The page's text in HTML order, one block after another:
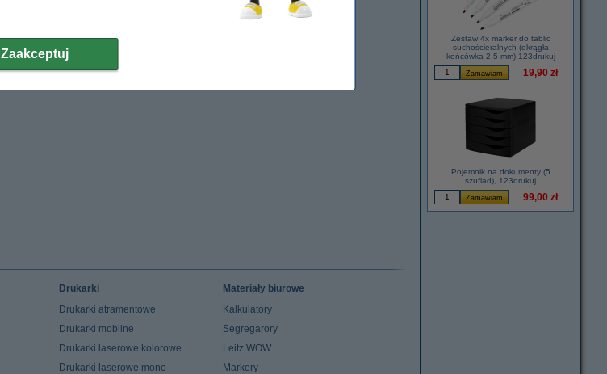
Zestaw 4x marker do tablic
suchościeralnych (okrągła
końcówka 2,5 mm) 123drukuj
19,90 zł
Pojemnik na dokumenty (5
szuflad), 123drukuj
99,00 zł
Drukarki
Drukarki atramentowe
Drukarki mobilne
Drukarki laserowe kolorowe
Drukarki laserowe mono
Materiały biurowe
Kalkulatory
Segregarory
Leitz WOW
Markery
Zaakceptuj